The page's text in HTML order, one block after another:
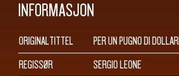
INFORMASJON
ORIGINALTITTEL
PER UN PUGNO DI DOLLARI
REGISSØR
SERGIO LEONE